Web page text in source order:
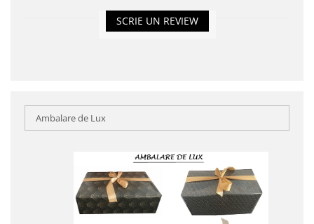
SCRIE UN REVIEW
Ambalare de Lux